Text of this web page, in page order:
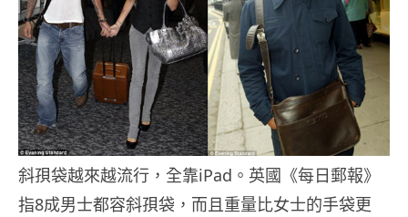
斜孭袋越來越流行，全靠iPad。英國《每日郵報》
指8成男士都容斜孭袋，而且重量比女士的手袋更